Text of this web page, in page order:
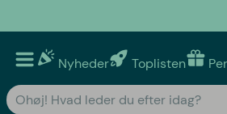
Nyheder Toplisten